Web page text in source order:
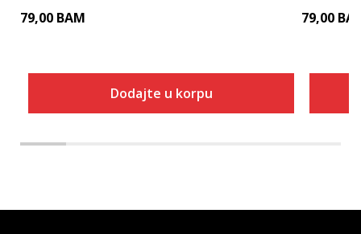
79,00 BAM
Dodajte u korpu
79,00